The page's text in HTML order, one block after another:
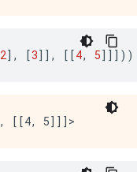
2], [3]], [[4, 5]]]))